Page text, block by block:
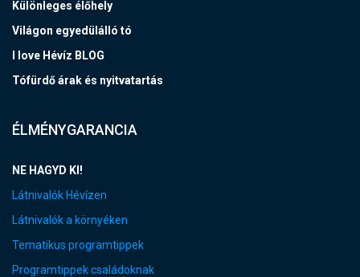
Különleges élőhely
Világon egyedülálló tó
I love Hévíz BLOG
Tófürdő árak és nyitvatartás
ÉLMÉNYGARANCIA
NE HAGYD KI!
Látnivalók Hévízen
Látnivalók a környéken
Tematikus programtippek
Programtippek családoknak